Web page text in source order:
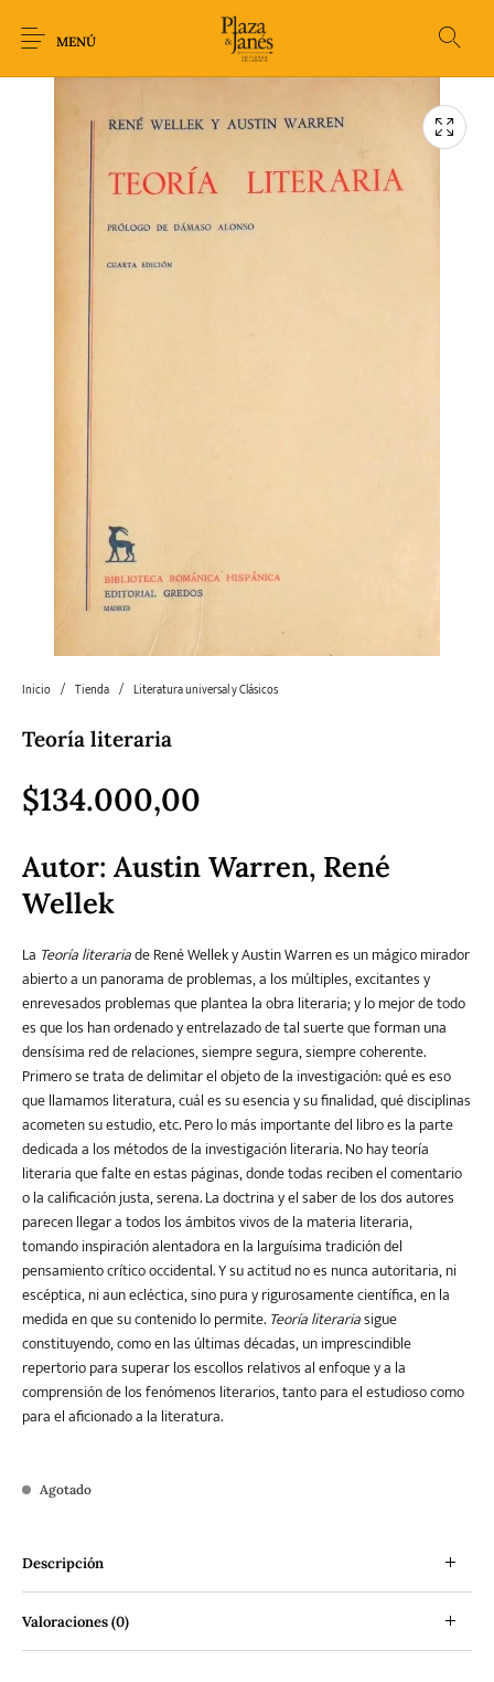
MENÚ
Novedades Arqueología Arte Biografía
Crimen Thriller
Literatura juvenil
universal y Clásicos
Política Sagas Salud y Bienestar Sin categorizar
Teatro
Inicio / Tienda / Literatura universal y Clásicos
Teoría literaria
$134.000,00
Autor:Austin Warren, René
Wellek
La Teoría literariade René Wellek y Austin Warren es un mágico mirador
abierto a un panorama de problemas, a los múltiples, excitantes y
enrevesados problemas que plantea la obra literaria; y lo mejor de todo
es que los han ordenado y entrelazado de tal suerte que forman una
densísima red de relaciones, siempre segura, siempre coherente.
Primero se trata de delimitar el objeto de la investigación: qué es eso
que llamamos literatura, cuál es su esencia y su finalidad, qué disciplinas
acometen su estudio, etc. Pero lo más importante del libro es la parte
dedicada a los métodos de la investigación literaria. No hay teoría
literaria que falte en estas páginas, donde todas reciben el comentario
o la calificación justa, serena. La doctrina y el saber de los dos autores
parecen llegar a todos los ámbitos vivos de la materia literaria,
tomando inspiración alentadora en la larguísima tradición del
pensamiento crítico occidental. Y su actitud no es nunca autoritaria, ni
escéptica, ni aun ecléctica, sino pura y rigurosamente científica, en la
medida en que su contenido lo permite. Teoría literariasigue
constituyendo, como en las últimas décadas, un imprescindible
repertorio para superar los escollos relativos al enfoque y a la
comprensión de los fenómenos literarios, tanto para el estudioso como
para el aficionado a la literatura.
Agotado
Descripción
Valoraciones (0)